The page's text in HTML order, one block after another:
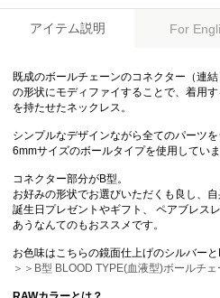
アイテム説明 For
既成のボールチェーンのコネクター（連
の形状にモディファイすることで、着用
を持たせたネックレス。
シンプルなデザインながら全てのパーツ
6mmサイズのボールタイプを使用していま
コネクター部分がB型。
お好みの形状でお選びいただくも良し、自
誕生日プレゼントやギフト、 ペアブレス
あうなんてのもおススメです。
お色味はこちらの鏡面仕上げのシルバーと
＞＞B型 BLOOD TYPE(血液型)ボールチ